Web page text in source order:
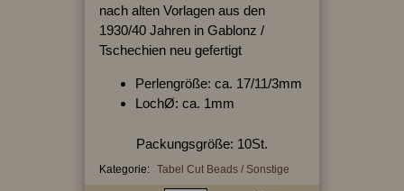
nach alten Vorlagen aus den
1930/40 Jahren in Gablonz /
Tschechien neu gefertigt
Perlengröße: ca. 17/11/3mm
LochØ: ca. 1mm
Packungsgröße: 10St.
Kategorie: Tabel Cut Beads / Sonstige